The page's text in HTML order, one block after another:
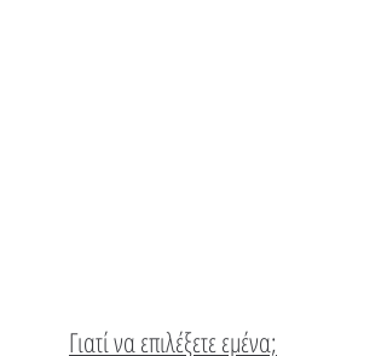
Γιατί να επιλέξετε εμένα;